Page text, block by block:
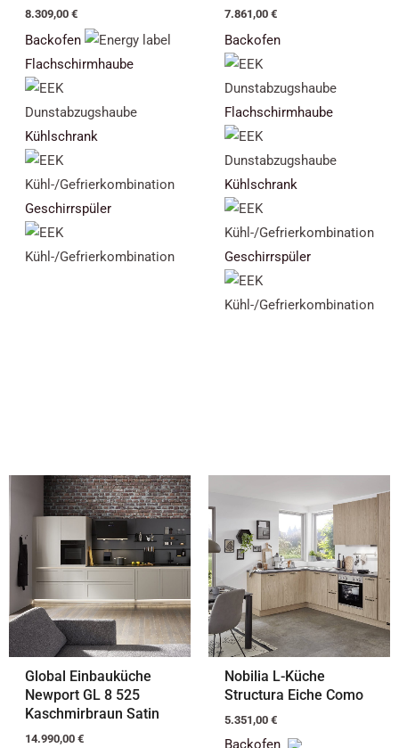
8.309,00 €
Backofen
Flachschirmhaube
Kühlschrank
Geschirrspüler
7.861,00 €
Backofen
Flachschirmhaube
Kühlschrank
Geschirrspüler
Global Einbauküche
Newport GL 8 525
Kaschmirbraun Satin
14.990,00 €
Nobilia L-Küche
Structura Eiche Como
5.351,00 €
Backofen